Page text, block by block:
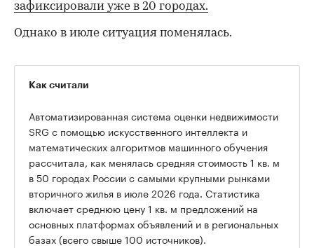
зафиксировали уже в 20 городах.
Однако в июле ситуация поменялась.
00:00 / 00:00
Как считали
Автоматизированная система оценки недвижимости
SRG с помощью искусственного интеллекта и
математических алгоритмов машинного обучения
рассчитала, как менялась средняя стоимость 1 кв. м
в 50 городах России с самыми крупными рынками
вторичного жилья в июле 2026 года. Статистика
включает среднюю цену 1 кв. м предложений на
основных платформах объявлений и в региональных
базах (всего свыше 100 источников).